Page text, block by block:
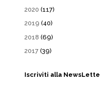
2020 (117)
2019 (40)
2018 (69)
2017 (39)
Iscriviti alla